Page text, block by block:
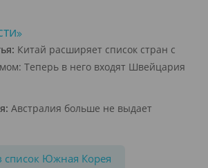
Китай расширяет список стран с
Теперь в него входят Швейцария
Австралия больше не выдает
список Южная Корея